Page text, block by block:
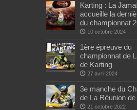
Karting : La
accueille la
du championnat
10 octobre 2024
1ère épreuve du
championnat de
de Karting
27 avril 2024
3e manche du
de La Réunion
21 octobre 2022